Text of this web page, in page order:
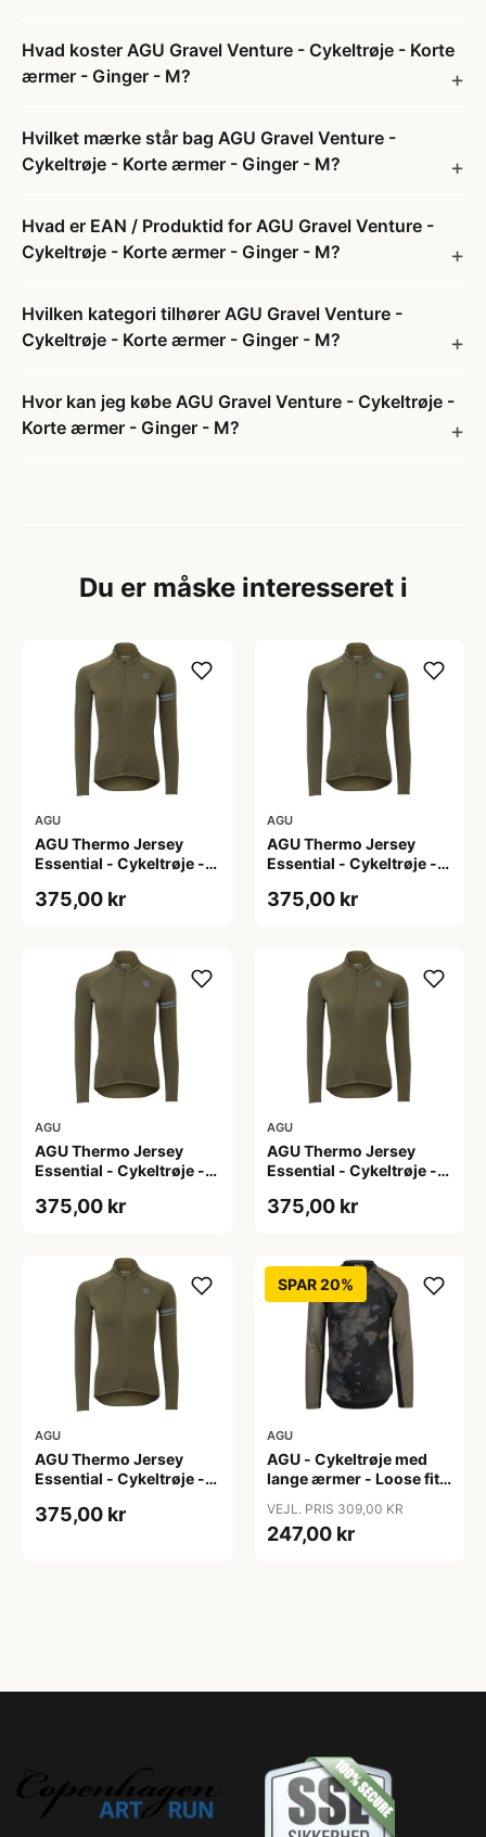
Hvad koster AGU Gravel Venture - Cykeltrøje - Korte
ærmer - Ginger - M?
Hvilket mærke står bag AGU Gravel Venture -
Cykeltrøje - Korte ærmer - Ginger - M?
Hvad er EAN / Produktid for AGU Gravel Venture -
Cykeltrøje - Korte ærmer - Ginger - M?
Hvilken kategori tilhører AGU Gravel Venture -
Cykeltrøje - Korte ærmer - Ginger - M?
Hvor kan jeg købe AGU Gravel Venture - Cykeltrøje -
Korte ærmer - Ginger - M?
Du er måske interesseret i
AGU
AGU Thermo Jersey
Essential - Cykeltrøje -
L
375,00 kr
AGU
AGU Thermo Jersey
Essential - Cykeltrøje -
M
375,00 kr
AGU
AGU Thermo Jersey
Essential - Cykeltrøje -
S
375,00 kr
AGU
AGU Thermo Jersey
Essential - Cykeltrøje -
XL
375,00 kr
AGU
AGU Thermo Jersey
Essential - Cykeltrøje -
XXL
375,00 kr
SPAR 20%
AGU
AGU - Cykeltrøje med
lange ærmer - Loose fit -
VEJL. PRIS 309,00 KR
247,00 kr